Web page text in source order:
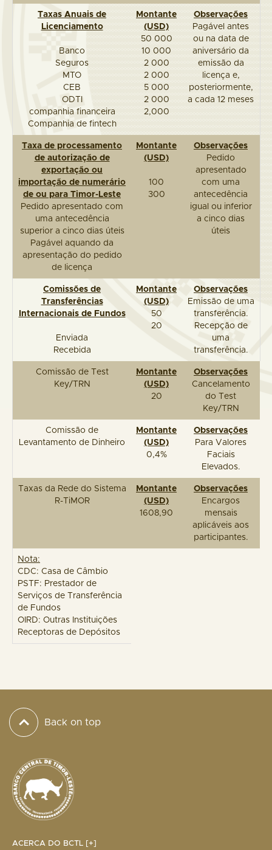
Taxas Anuais de
Licenciamento
Banco
Seguros
MTO
CEB
ODTI
companhia financeira
Companhia de fintech
Montante
(USD)
50 000
10 000
2 000
2 000
5 000
2 000
2,000
Observações
Pagável antes
ou na data de
aniversário da
emissão da
licença e,
posteriormente,
a cada 12 meses
Taxa de processamento
de autorização de
exportação ou
importação de numerário
de ou para Timor-Leste
Pedido apresentado com
uma antecedência
superior a cinco dias úteis
Pagável aquando da
apresentação do pedido
de licença
Montante
(USD)
100
300
Observações
Pedido
apresentado
com uma
antecedência
igual ou inferior
a cinco dias
úteis
Comissões de
Transferências
Internacionais de Fundos
Enviada
Recebida
Montante
(USD)
50
20
Observações
Emissão de uma
transferência.
Recepção de
uma
transferência.
Comissão de Test
Key/TRN
Montante
(USD)
20
Observações
Cancelamento
do Test
Key/TRN
Comissão de
Levantamento de Dinheiro
Montante
(USD)
0,4%
Observações
Para Valores
Faciais
Elevados.
Taxas da Rede do Sistema
R-TiMOR
Montante
(USD)
1608,90
Observações
Encargos
mensais
aplicáveis aos
participantes.
Nota:
CDC: Casa de Câmbio
PSTF: Prestador de
Serviços de Transferência
de Fundos
OIRD: Outras Instituições
Receptoras de Depósitos
Back on top
ACERCA DO BCTL [+]